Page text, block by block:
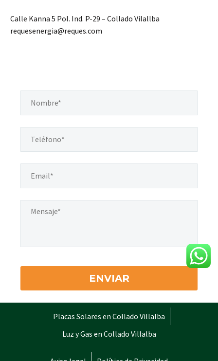
Calle Kanna 5 Pol. Ind. P-29 – Collado Vilallba
requesenergia@reques.com
Placas Solares en Collado Villalba
Luz y Gas en Collado Villalba